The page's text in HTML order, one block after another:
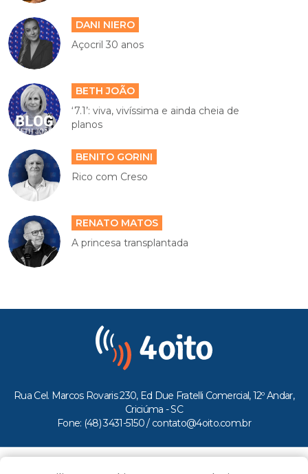
DANI NIERO
Açocril 30 anos
BETH JOÃO
‘7.1’: viva, vivíssima e ainda cheia de
planos
BENITO GORINI
Rico com Creso
RENATO MATOS
A princesa transplantada
Rua Cel. Marcos Rovaris 230, Ed Due Fratelli Comercial, 12º Andar,
Criciúma - SC
Fone: (48) 3431-5150 / contato@4oito.com.br